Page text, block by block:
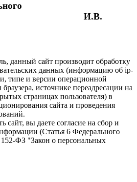
И.В.
данный сайт производит обработку
данных (информацию об ip-
типе и версии операционной
источнике переадресации на
страницах пользователя) в
сайта и проведения
сайт, вы даете согласие на сбор и
(Статья 6 Федерального
ФЗ "Закон о персональных